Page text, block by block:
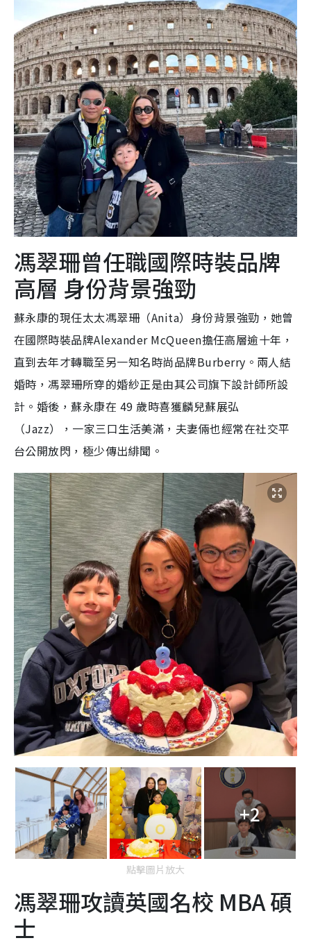
馮翠珊曾任職國際時裝品牌
高層 身份背景強勁
蘇永康的現任太太馮翠珊（Anita）身份背景強勁，她曾
在國際時裝品牌Alexander McQueen擔任高層逾十年，
直到去年才轉職至另一知名時尚品牌Burberry。兩人結
婚時，馮翠珊所穿的婚紗正是由其公司旗下設計師所設
計。婚後，蘇永康在 49 歲時喜獲麟兒蘇展弘
（Jazz），一家三口生活美滿，夫妻倆也經常在社交平
台公開放閃，極少傳出緋聞。
+2
點擊圖片放大
馮翠珊攻讀英國名校 MBA 碩
士